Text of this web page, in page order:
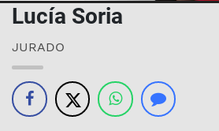
Lucía Soria
JURADO